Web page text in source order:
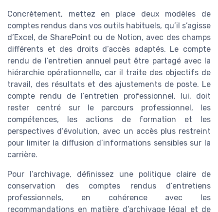
Concrètement, mettez en place deux modèles de
comptes rendus dans vos outils habituels, qu’il s’agisse
d’Excel, de SharePoint ou de Notion, avec des champs
différents et des droits d’accès adaptés. Le compte
rendu de l’entretien annuel peut être partagé avec la
hiérarchie opérationnelle, car il traite des objectifs de
travail, des résultats et des ajustements de poste. Le
compte rendu de l’entretien professionnel, lui, doit
rester centré sur le parcours professionnel, les
compétences, les actions de formation et les
perspectives d’évolution, avec un accès plus restreint
pour limiter la diffusion d’informations sensibles sur la
carrière.
Pour l’archivage, définissez une politique claire de
conservation des comptes rendus d’entretiens
professionnels, en cohérence avec les
recommandations en matière d’archivage légal et de